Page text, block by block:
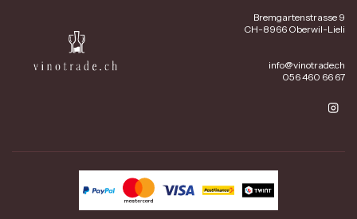
Bremgartenstrasse 9
CH-8966 Oberwil-Lieli
info@vinotrade.ch
056 460 66 67